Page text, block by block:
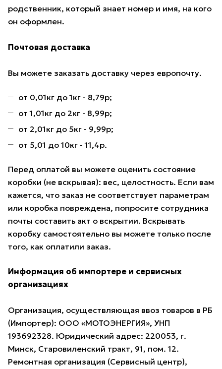
родственник, который знает номер и имя, на кого
он оформлен.
Почтовая доставка
Вы можете заказать доставку через европочту.
от 0,01кг до 1кг - 8,79р;
от 1,01кг до 2кг - 8,99р;
от 2,01кг до 5кг - 9,99р;
от 5,01 до 10кг - 11,4р.
Перед оплатой вы можете оценить состояние
коробки (не вскрывая): вес, целостность. Если вам
кажется, что заказ не соответствует параметрам
или коробка повреждена, попросите сотрудника
почты составить акт о вскрытии. Вскрывать
коробку самостоятельно вы можете только после
того, как оплатили заказ.
Информация об импортере и сервисных
организациях
Организация, осуществляющая ввоз товаров в РБ
(Импортер): ООО «МОТОЭНЕРГИЯ», УНП
193692328. Юридический адрес: 220053, г.
Минск, Старовиленский тракт, 91, пом. 12.
Ремонтная организация (Сервисный центр),